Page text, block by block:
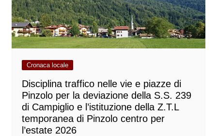
Cronaca locale
Disciplina traffico nelle vie e piazze di
Pinzolo per la deviazione della S.S. 239
di Campiglio e l’istituzione della Z.T.L
temporanea di Pinzolo centro per
l’estate 2026